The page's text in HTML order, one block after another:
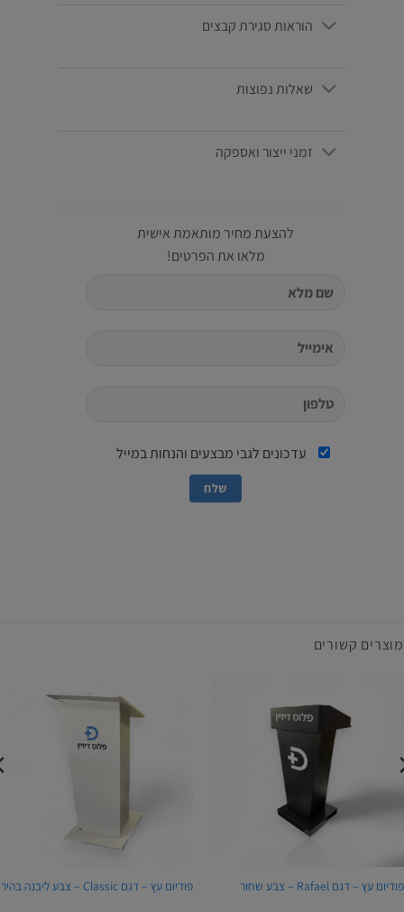
הוראות סגירת קבצים
שאלות נפוצות
זמני ייצור ואספקה
להצעת מחיר מותאמת אישית
מלאו את הפרטים!
עדכונים לגבי מבצעים והנחות במייל
מוצרים קשורים
פודיום עץ – דגם Rafael – צבע שחור פודיום עץ – דגם Classic – צבע ליבנה בהיר